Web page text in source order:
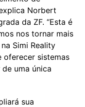
Norbert
da ZF. “Esta é
nos tornar mais
Simi Reality
oferecer sistemas
uma única
sua